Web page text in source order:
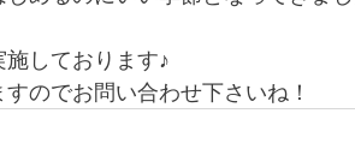
しております♪
のでお問い合わせ下さいね！